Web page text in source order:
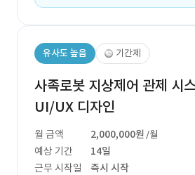
유사도 높음 기간제
사족로봇 지상제어 관제 시
UI/UX 디자인
월 금액 2,000,000원 /월
예상 기간
14일
근무 시작일
즉시 시작